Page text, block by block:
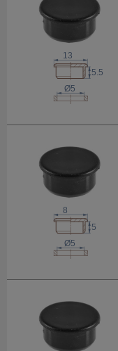
5.5
13
Ø5
5
8
Ø5